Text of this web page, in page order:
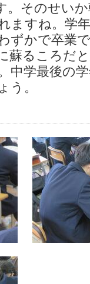
。そのせい
ますね。学
ずかで卒業
蘇るころだ
中学最後の
う。